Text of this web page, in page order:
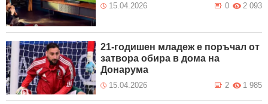
15.04.2026 2 093
0
21-годишен младеж е поръчал от
затвора обира в дома на
Донарума
15.04.2026 1 985
2